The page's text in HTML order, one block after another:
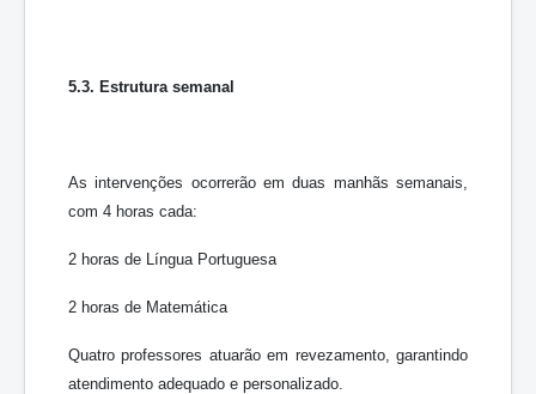
5.3. Estrutura semanal
As intervenções ocorrerão em duas manhãs semanais,
com 4 horas cada:
2 horas de Língua Portuguesa
2 horas de Matemática
Quatro professores atuarão em revezamento, garantindo
atendimento adequado e personalizado.